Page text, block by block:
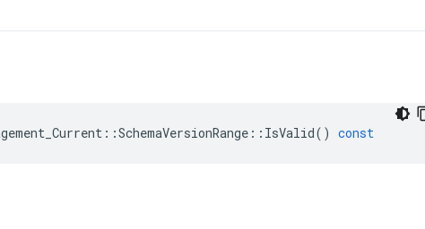
::SchemaVersionRange :: IsValid() const